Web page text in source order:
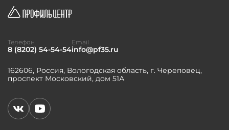
162606, Россия, Вологодская область, г. Череповец,
проспект Московский, дом 51А
Телефон
8 (8202) 54-54-54
Email
info@pf35.ru